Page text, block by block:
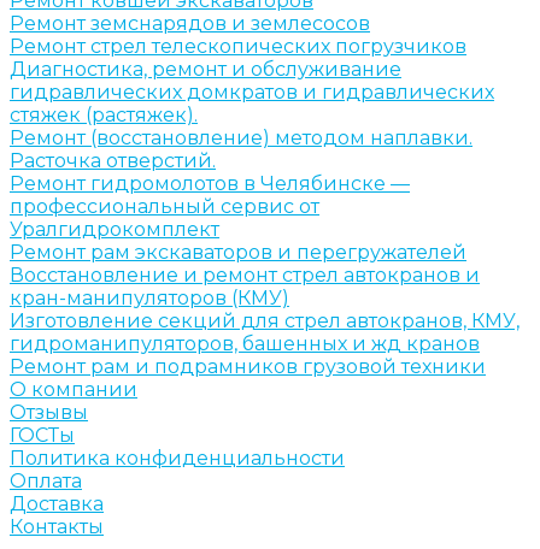
Ремонт земснарядов и землесосов
Ремонт стрел телескопических погрузчиков
Диагностика, ремонт и обслуживание
гидравлических домкратов и гидравлических
стяжек (растяжек).
Ремонт (восстановление) методом наплавки.
Расточка отверстий.
Ремонт гидромолотов в Челябинске —
профессиональный сервис от
Уралгидрокомплект
Ремонт рам экскаваторов и перегружателей
Восстановление и ремонт стрел автокранов и
кран-манипуляторов (КМУ)
Изготовление секций для стрел автокранов, КМУ,
гидроманипуляторов, башенных и жд кранов
Ремонт рам и подрамников грузовой техники
О компании
Отзывы
ГОСТы
Политика конфиденциальности
Оплата
Доставка
Контакты